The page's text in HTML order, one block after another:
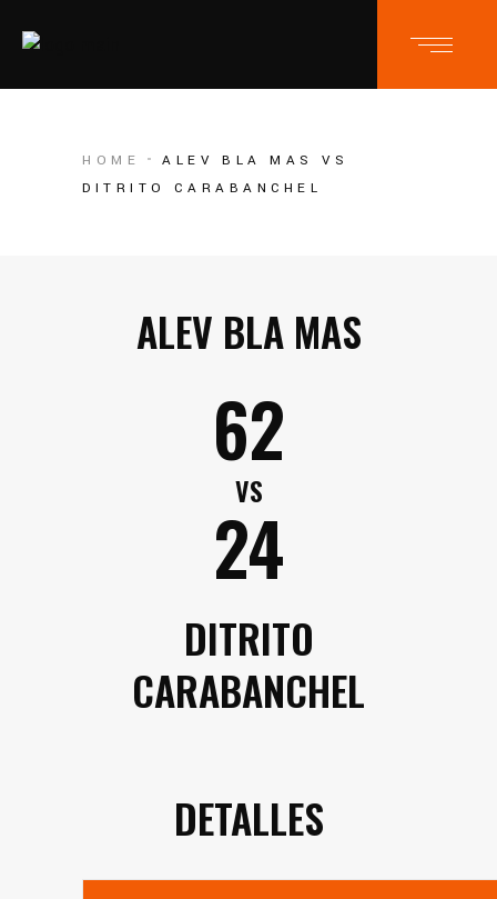
HOME
ALEV BLA MAS VS
DITRITO CARABANCHEL
ALEV BLA MAS
62
VS
24
DITRITO
CARABANCHEL
DETALLES